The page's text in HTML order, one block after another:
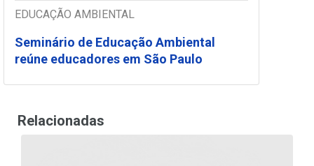
EDUCAÇÃO AMBIENTAL
Seminário de Educação Ambiental
reúne educadores em São Paulo
Relacionadas